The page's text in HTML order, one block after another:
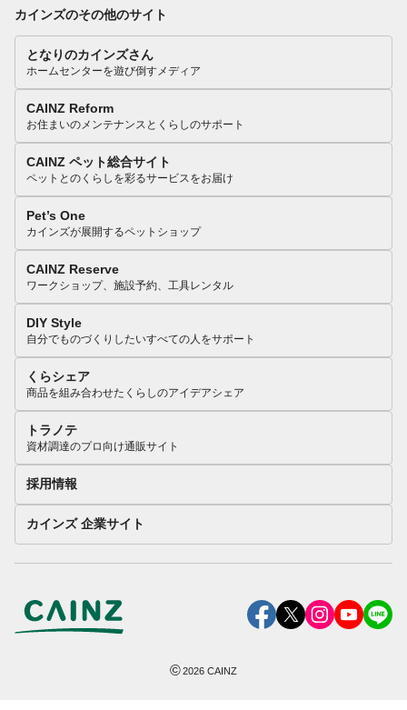
カインズのその他のサイト
となりのカインズさん
ホームセンターを遊び倒すメディア
CAINZ Reform
お住まいのメンテナンスとくらしのサポート
CAINZ ペット総合サイト
ペットとのくらしを彩るサービスをお届け
Pet’s One
カインズが展開するペットショップ
CAINZ Reserve
ワークショップ、施設予約、工具レンタル
DIY Style
自分でものづくりしたいすべての人をサポート
くらシェア
商品を組み合わせたくらしのアイデアシェア
トラノテ
資材調達のプロ向け通販サイト
採用情報
カインズ 企業サイト
©2026 CAINZ